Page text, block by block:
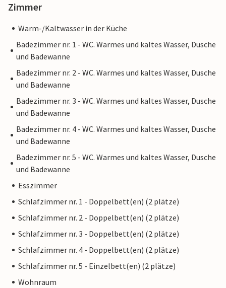
Zimmer
Warm-/Kaltwasser in der Küche
Badezimmer nr. 1 - WC. Warmes und kaltes Wasser, Dusche
und Badewanne
Badezimmer nr. 2 - WC. Warmes und kaltes Wasser, Dusche
und Badewanne
Badezimmer nr. 3 - WC. Warmes und kaltes Wasser, Dusche
und Badewanne
Badezimmer nr. 4 - WC. Warmes und kaltes Wasser, Dusche
und Badewanne
Badezimmer nr. 5 - WC. Warmes und kaltes Wasser, Dusche
und Badewanne
Esszimmer
Schlafzimmer nr. 1 - Doppelbett(en) (2 plätze)
Schlafzimmer nr. 2 - Doppelbett(en) (2 plätze)
Schlafzimmer nr. 3 - Doppelbett(en) (2 plätze)
Schlafzimmer nr. 4 - Doppelbett(en) (2 plätze)
Schlafzimmer nr. 5 - Einzelbett(en) (2 plätze)
Wohnraum